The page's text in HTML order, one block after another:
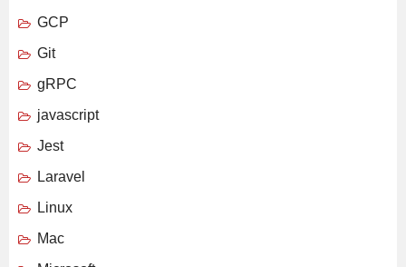
GCP
Git
gRPC
javascript
Jest
Laravel
Linux
Mac